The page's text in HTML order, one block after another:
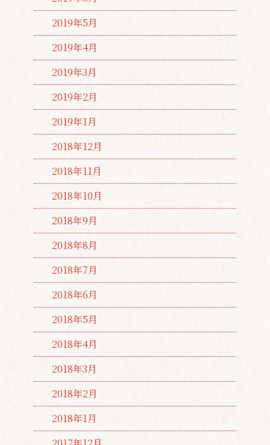
2019年5月
2019年4月
2019年3月
2019年2月
2019年1月
2018年12月
2018年11月
2018年10月
2018年9月
2018年8月
2018年7月
2018年6月
2018年5月
2018年4月
2018年3月
2018年2月
2018年1月